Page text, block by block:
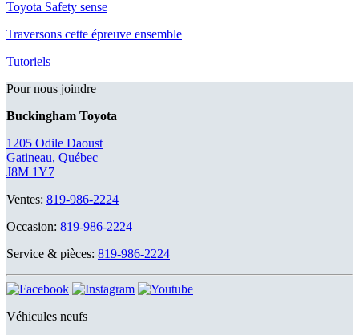
Toyota Safety sense
Traversons cette épreuve ensemble
Tutoriels
Pour nous joindre
Buckingham Toyota
1205 Odile Daoust
Gatineau, Québec
J8M 1Y7
Ventes: 819-986-2224
Occasion: 819-986-2224
Service & pièces: 819-986-2224
Véhicules neufs